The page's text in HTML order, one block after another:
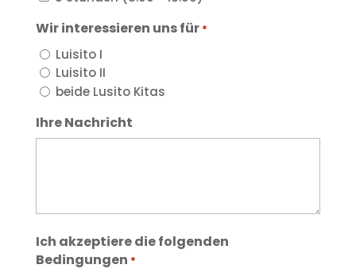
Wir interessieren uns für *
Luisito I
Luisito II
beide Lusito Kitas
Ihre Nachricht
Ich akzeptiere die folgenden
Bedingungen *